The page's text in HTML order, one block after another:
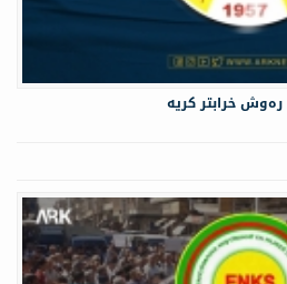
خرابتر كریە